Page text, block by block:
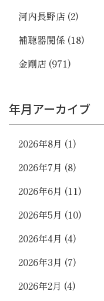
河内長野店 (2)
補聴器関係 (18)
金剛店 (971)
年月アーカイブ
2026年8月 (1)
2026年7月 (8)
2026年6月 (11)
2026年5月 (10)
2026年4月 (4)
2026年3月 (7)
2026年2月 (4)